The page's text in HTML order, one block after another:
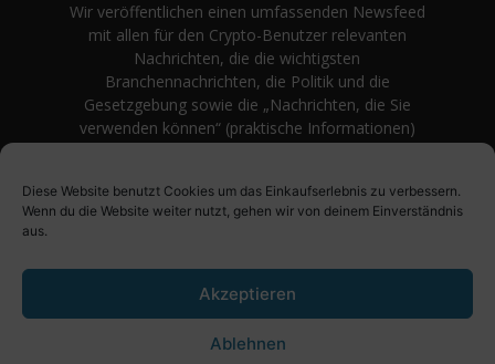
Diese Website benutzt Cookies um das Einkaufserlebnis zu verbessern.
Wenn du die Website weiter nutzt, gehen wir von deinem Einverständnis
aus.
Akzeptieren
Ablehnen
Wir veröffentlichen einen umfassenden Newsfeed
mit allen für den Crypto-Benutzer relevanten
Nachrichten, die die wichtigsten
Branchennachrichten, die Politik und die
Gesetzgebung sowie die „Nachrichten, die Sie
verwenden können“ (praktische Informationen)
Meinungen rund um Kryptowährung. Einfache
Logik und Beispiele aus der Praxis werden vor
bevorzugt.